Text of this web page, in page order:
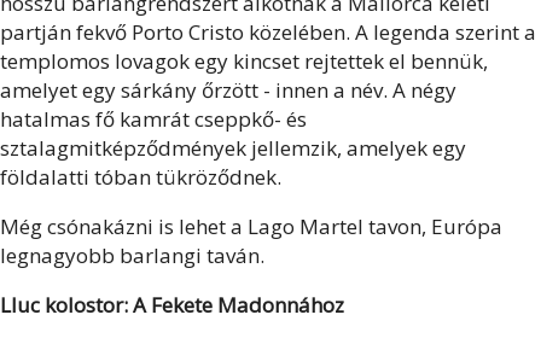
partján fekvő Porto Cristo közelében. A legenda szerint a
templomos lovagok egy kincset rejtettek el bennük,
amelyet egy sárkány őrzött - innen a név. A négy
hatalmas fő kamrát cseppkő- és
sztalagmitképződmények jellemzik, amelyek egy
földalatti tóban tükröződnek.
Még csónakázni is lehet a Lago Martel tavon, Európa
legnagyobb barlangi taván.
Lluc kolostor: A Fekete Madonnához